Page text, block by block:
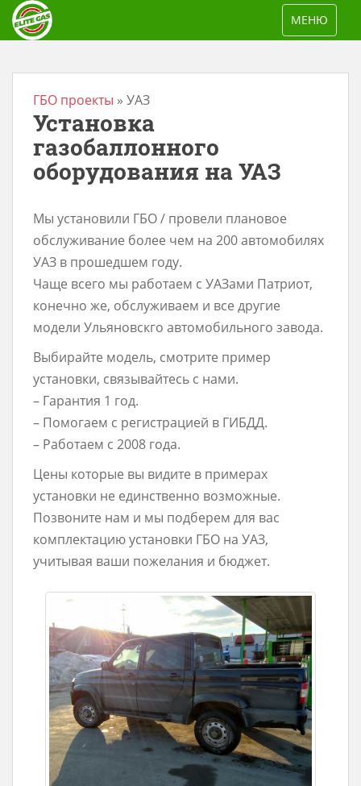
TOGGLE
МЕНЮ
ГБО проекты » УАЗ
Установка
газобаллонного
оборудования на УАЗ
Мы установили ГБО / провели плановое
обслуживание более чем на 200 автомобилях
УАЗ в прошедшем году.
Чаще всего мы работаем с УАЗами Патриот,
конечно же, обслуживаем и все другие
модели Ульяновскго автомобильного завода.
Выбирайте модель, смотрите пример
установки, связывайтесь с нами.
– Гарантия 1 год.
– Помогаем с регистрацией в ГИБДД.
– Работаем с 2008 года.
Цены которые вы видите в примерах
установки не единственно возможные.
Позвоните нам и мы подберем для вас
комплектацию установки ГБО на УАЗ,
учитывая ваши пожелания и бюджет.